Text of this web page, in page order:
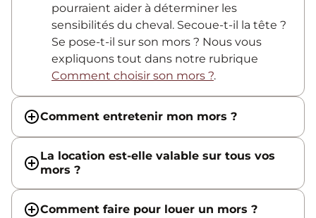
pourraient aider à déterminer les
sensibilités du cheval. Secoue-t-il la tête ?
Se pose-t-il sur son mors ? Nous vous
expliquons tout dans notre rubrique
Comment choisir son mors ?.
Comment entretenir mon mors ?
La location est-elle valable sur tous vos
mors ?
Comment faire pour louer un mors ?